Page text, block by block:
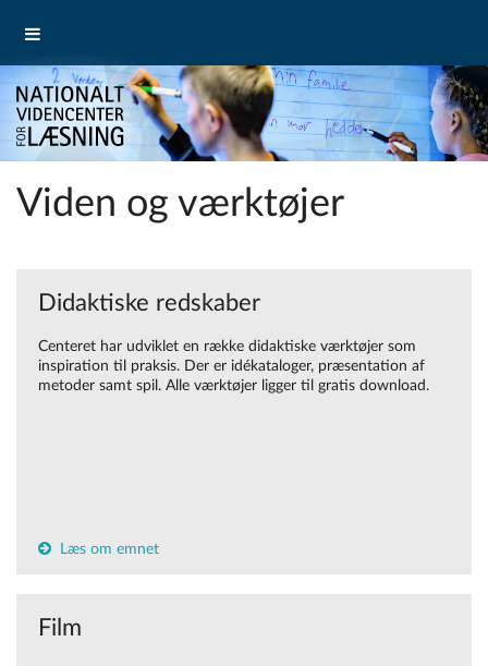
Viden og værktøjer
Didaktiske redskaber
Centeret har udviklet en række didaktiske værktøjer som
inspiration til praksis. Der er idékataloger, præsentation af
metoder samt spil. Alle værktøjer ligger til gratis download.
Læs om emnet
Film